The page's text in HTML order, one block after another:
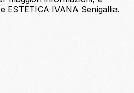
ESTETICA IVANA Senigallia.